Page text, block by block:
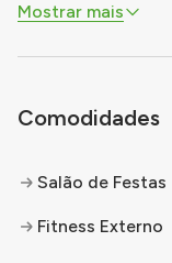
dos pontos mais
metrô, shop...
Mostrar mais
Comodidades
Salão de Festas
Fitness Externo